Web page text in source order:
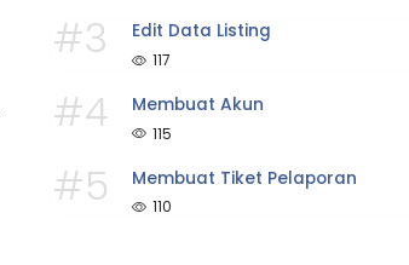
#3 Edit Data Listing
117
#4 Membuat Akun
115
#5 Membuat Tiket Pelaporan
110